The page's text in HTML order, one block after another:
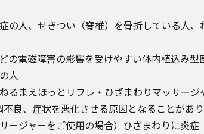
の人、せきつい（脊椎）を骨折している人
の電磁障害の影響を受けやすい体内植込み
人
るまえほっとリフレ・ひざまわりマッサー
良、症状を悪化させる原因となることがあり
ージャーをご使用の場合）ひざまわりに炎症